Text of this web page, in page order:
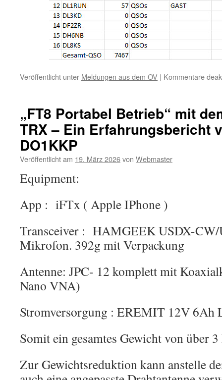
Veröffentlicht unter Meldungen aus dem OV | Kommentare
„FT8 Portabel Betrieb“ mit
TRX – Ein Erfahrungsbericht
DO1KKP
Veröffentlicht am 19. März 2026von Webmaster
Equipment:
App : iFTx ( Apple IPhone )
Transceiver : HAMGEEK USDX-
Mikrofon. 392g mit Verpackung
Antenne: JPC- 12 komplett mit
Nano VNA)
Stromversorgung : EREMIT 12V
Somit ein gesamtes Gewicht von über
Zur Gewichtsreduktion kann anstelle